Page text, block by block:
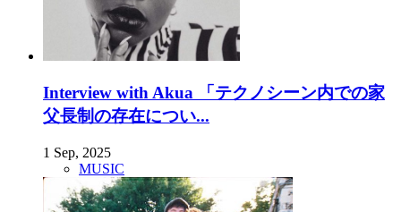
Interview with Akua 「テクノシーン内での家
父長制の存在につい...
1 Sep, 2025
MUSIC